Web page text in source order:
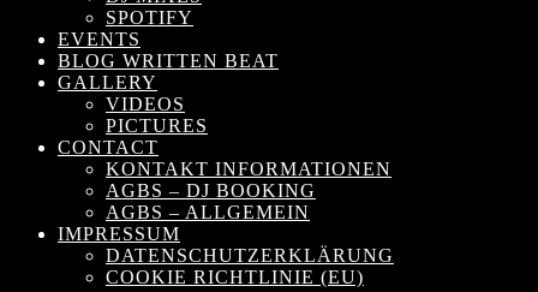
SPOTIFY
EVENTS
BLOG WRITTEN BEAT
GALLERY
VIDEOS
PICTURES
CONTACT
KONTAKT INFORMATIONEN
AGBS – DJ BOOKING
AGBS – ALLGEMEIN
IMPRESSUM
DATENSCHUTZERKLÄRUNG
COOKIE RICHTLINIE (EU)